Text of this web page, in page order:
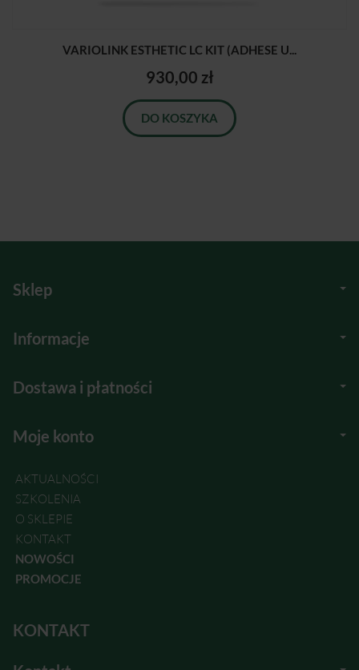
VARIOLINK ESTHETIC LC KIT (ADHESE U...
930,00 zł
DO KOSZYKA
Sklep
Informacje
Dostawa i płatności
Moje konto
AKTUALNOŚCI
SZKOLENIA
O SKLEPIE
KONTAKT
NOWOŚCI
PROMOCJE
KONTAKT